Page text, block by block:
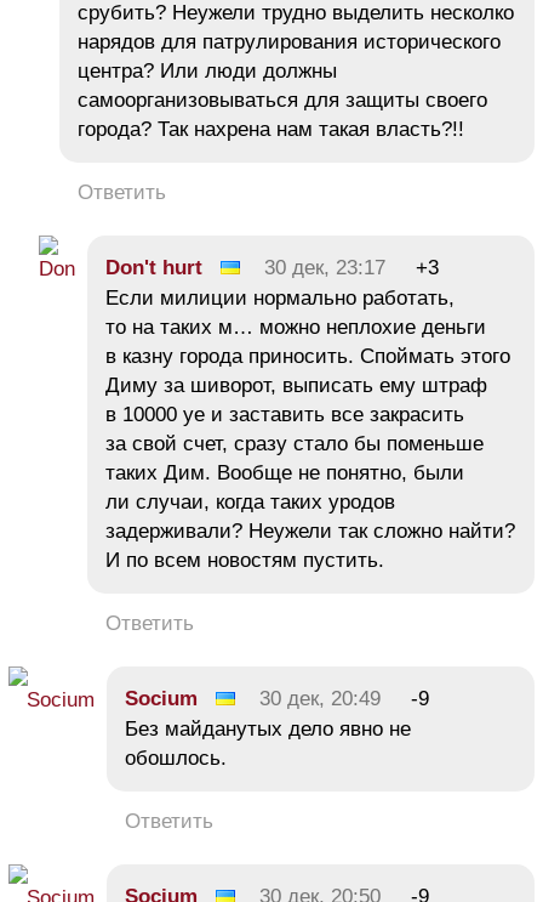
срубить? Неужели трудно выделить несколко
нарядов для патрулирования исторического
центра? Или люди должны
самоорганизовываться для защиты своего
города? Так нахрена нам такая власть?!!
Ответить
Don't hurt 30 дек, 23:17
+3
Если милиции нормально работать,
то на таких м… можно неплохие деньги
в казну города приносить. Споймать этого
Диму за шиворот, выписать ему штраф
в 10000 уе и заставить все закрасить
за свой счет, сразу стало бы поменьше
таких Дим. Вообще не понятно, были
ли случаи, когда таких уродов
задерживали? Неужели так сложно найти?
И по всем новостям пустить.
Ответить
Socium 30 дек, 20:49
-9
Без майданутых дело явно не
обошлось.
Ответить
Socium 30 дек, 20:50
-9